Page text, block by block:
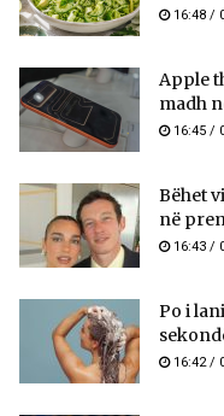
16:48 /
Apple
madh
16:45 /
Bëhet
në
16:43 /
Po i
16:42 /